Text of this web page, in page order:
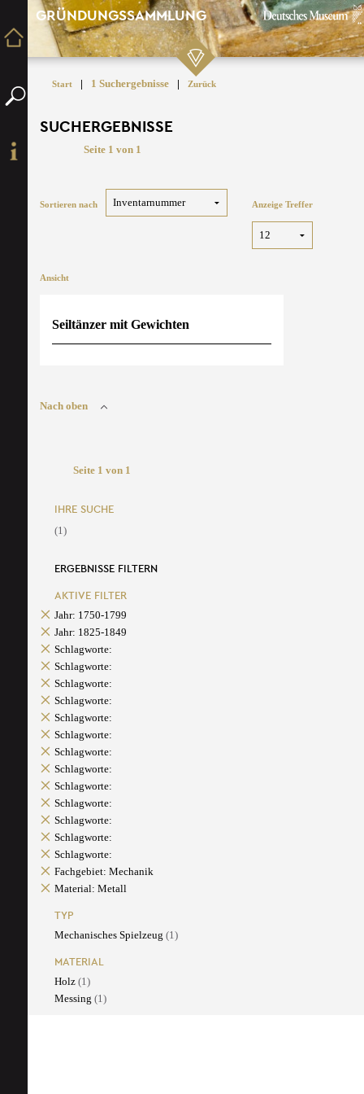
GRÜNDUNGSSAMMLUNG
Start | 1 Suchergebnisse | Zurück
SUCHERGEBNISSE
Seite 1 von 1
Sortieren nach Anzeige Treffer
Ansicht
Seiltänzer mit Gewichten
Nach oben
Seite 1 von 1
IHRE SUCHE
(1)
ERGEBNISSE FILTERN
AKTIVE FILTER
Jahr: 1750-1799
Jahr: 1825-1849
Schlagworte:
Schlagworte:
Schlagworte:
Schlagworte:
Schlagworte:
Schlagworte:
Schlagworte:
Schlagworte:
Schlagworte:
Schlagworte:
Schlagworte:
Schlagworte:
Schlagworte:
Fachgebiet: Mechanik
Material: Metall
TYP
Mechanisches Spielzeug (1)
MATERIAL
Holz (1)
Messing (1)